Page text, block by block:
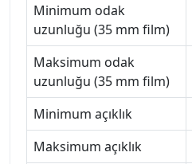
Minimum odak
uzunluğu (35 mm film)
Maksimum odak
uzunluğu (35 mm film)
Minimum açıklık
Maksimum açıklık